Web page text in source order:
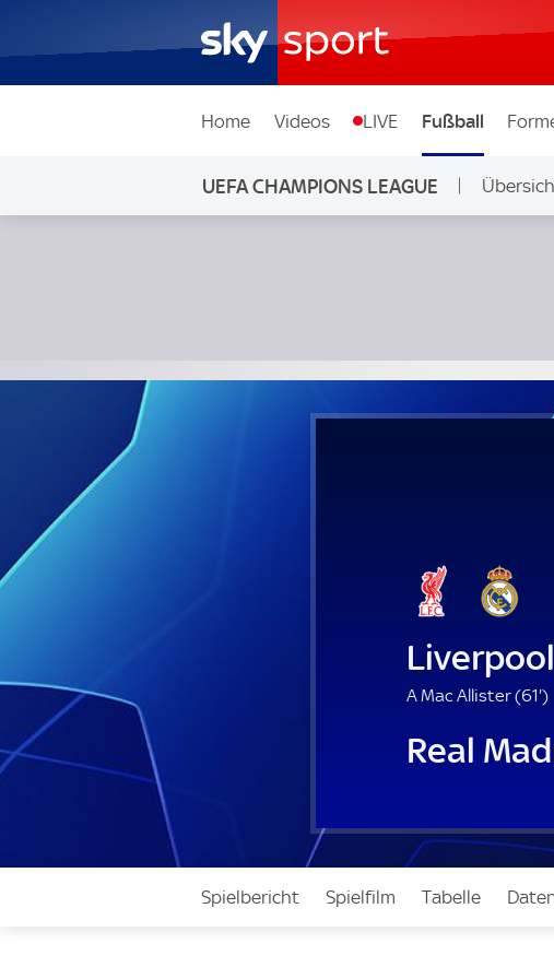
Home Videos LIVE Fußball
UEFA CHAMPIONS LEAGUE
Liverpool - Real Madrid; UEFA Champions League
Liverpool
A Mac Allister (61'6
.
m
u
)
Real
Spielbericht Spielfilm Tabelle